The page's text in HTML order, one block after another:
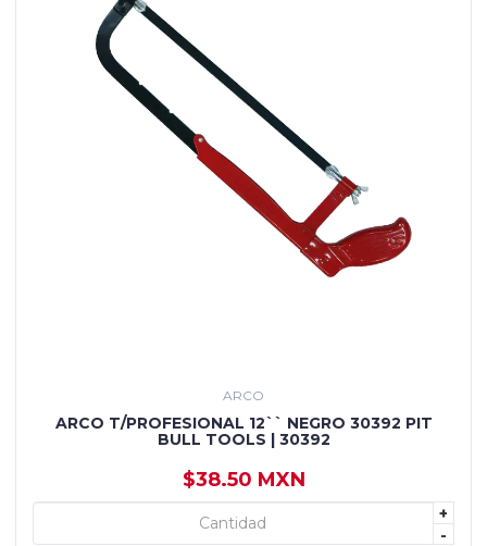
ARCO
ARCO T/PROFESIONAL 12`` NEGRO 30392 PIT
BULL TOOLS | 30392
$38.50 MXN
+
-
+ AGREGAR